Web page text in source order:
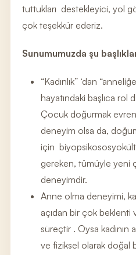
tuttukları destekleyici, yol
çok teşekkür ederiz.
Sunumumuzda şu
“Kadınlık” ‘dan
hayatındaki başlıca
Çocuk doğurmak
deneyim olsa da,
için
gereken, tümüyle yeni
deneyimdir.
Anne olma deneyimi,
açıdan bir çok
süreçtir . Oysa
ve fiziksel olarak doğal